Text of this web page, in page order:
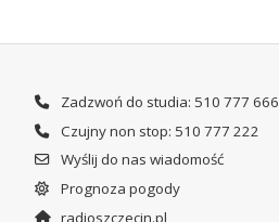
Zadzwoń do studia: 510 777 666
Czujny non stop: 510 777 222
Wyślij do nas wiadomość
Prognoza pogody
radioszczecin.pl